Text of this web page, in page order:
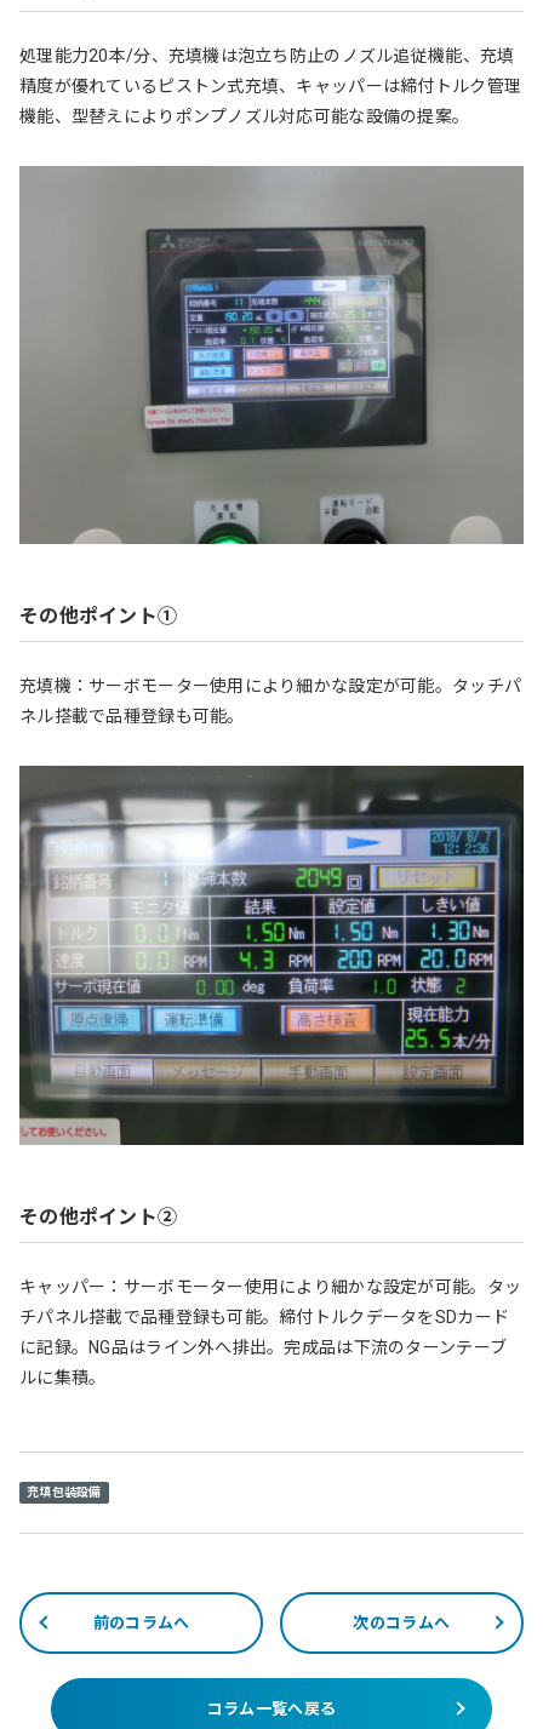
処理能力20本/分、充填機は泡立ち防止のノズル追従機能、充填
精度が優れているピストン式充填、キャッパーは締付トルク管理
機能、型替えによりポンプノズル対応可能な設備の提案。
その他ポイント①
充填機：サーボモーター使用により細かな設定が可能。タッチパ
ネル搭載で品種登録も可能。
その他ポイント②
キャッパー：サーボモーター使用により細かな設定が可能。タッ
チパネル搭載で品種登録も可能。締付トルクデータをSDカード
に記録。NG品はライン外へ排出。完成品は下流のターンテーブ
ルに集積。
充填包装設備
前のコラムへ 次のコラムへ
コラム一覧へ戻る